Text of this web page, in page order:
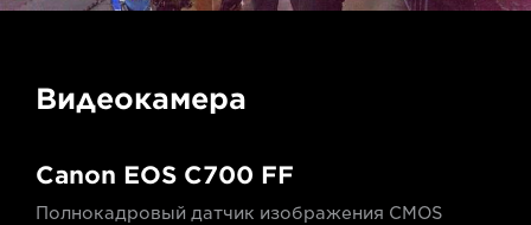
Видеокамера
Canon EOS C700 FF
Полнокадровый датчик изображения CMOS